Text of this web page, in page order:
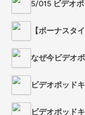
5/015 ビデオ
【ボーナスタ
なぜ今ビデオ
ビデオポッド
ビデオポッド